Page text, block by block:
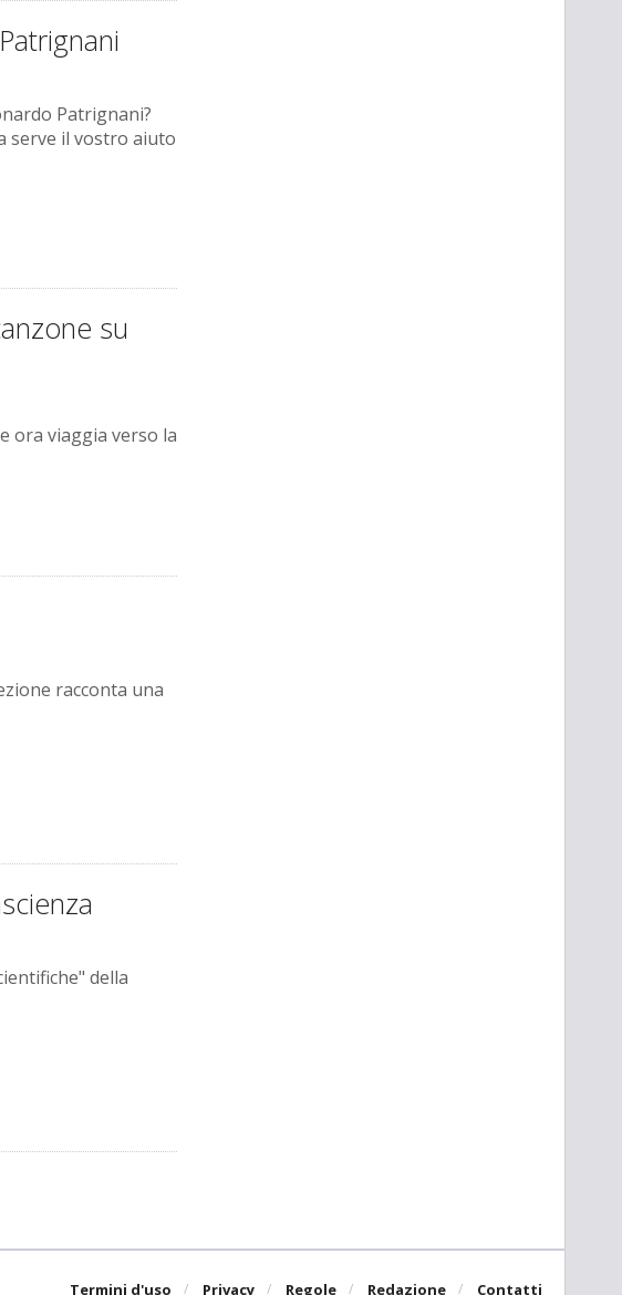
Patrignani?
serve il vostro aiuto
su
ora viaggia verso la
racconta una
della
Termini d'uso Privacy Regole Redazione Contatti